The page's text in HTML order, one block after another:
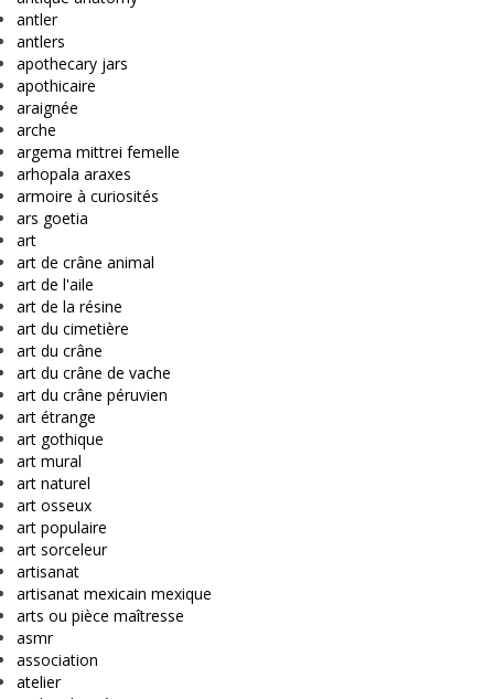
antler
antlers
apothecary jars
apothicaire
araignée
arche
argema mittrei femelle
arhopala araxes
armoire à curiosités
ars goetia
art
art de crâne animal
art de l'aile
art de la résine
art du cimetière
art du crâne
art du crâne de vache
art du crâne péruvien
art étrange
art gothique
art mural
art naturel
art osseux
art populaire
art sorceleur
artisanat
artisanat mexicain mexique
arts ou pièce maîtresse
asmr
association
atelier